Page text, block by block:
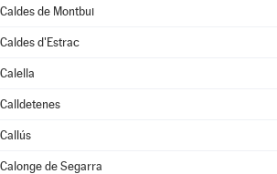
Caldes de Montbui
Caldes d'Estrac
Calella
Calldetenes
Callús
Calonge de Segarra